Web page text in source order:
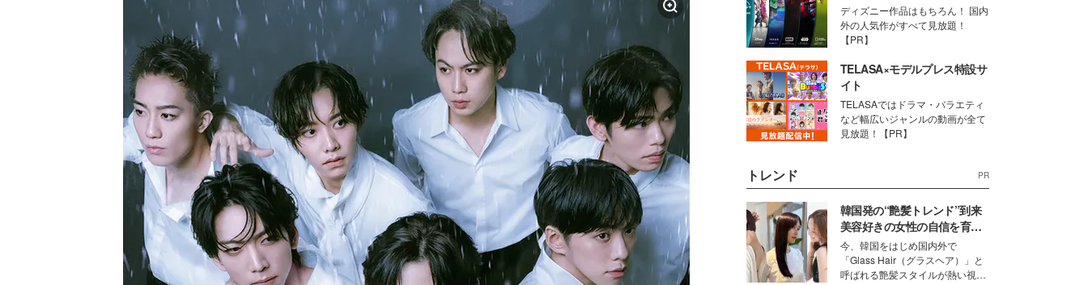
ディズニー作品はもちろん！ 国内
外の人気作がすべて見放題！
【PR】
TELASA×モデルプレス特設サ
イト
TELASAではドラマ・バラエティ
など幅広いジャンルの動画が全て
見放題！【PR】
トレンド PR
韓国発の“艶髪トレンド”到来
美容好きの女性の自信を育む
「ヘアケア事情」って？
今、韓国をはじめ国内外で
「Glass Hair（グラスヘア）」と
呼ばれる艶髪スタイルが熱い視線